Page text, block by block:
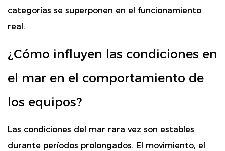
categorías se superponen en el funcionamiento
real.
¿Cómo influyen las condiciones en
el mar en el comportamiento de
los equipos?
Las condiciones del mar rara vez son estables
durante períodos prolongados. El movimiento, el